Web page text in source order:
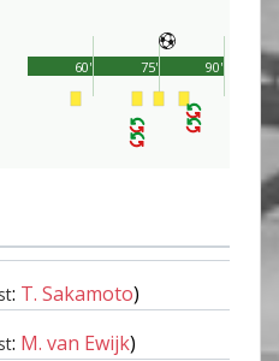
90'
60' 75'
: T. Sakamoto)
: M. van Ewijk)